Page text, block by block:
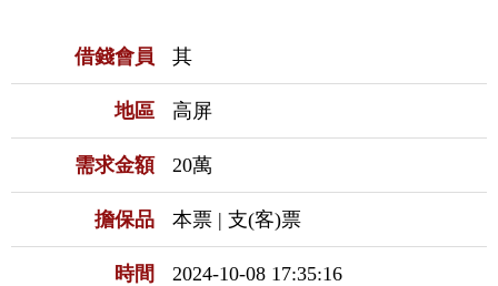
借錢會員 其
地區 高屏
需求金額 20萬
擔保品 本票 | 支(客)票
時間 2024-10-08 17:35:16